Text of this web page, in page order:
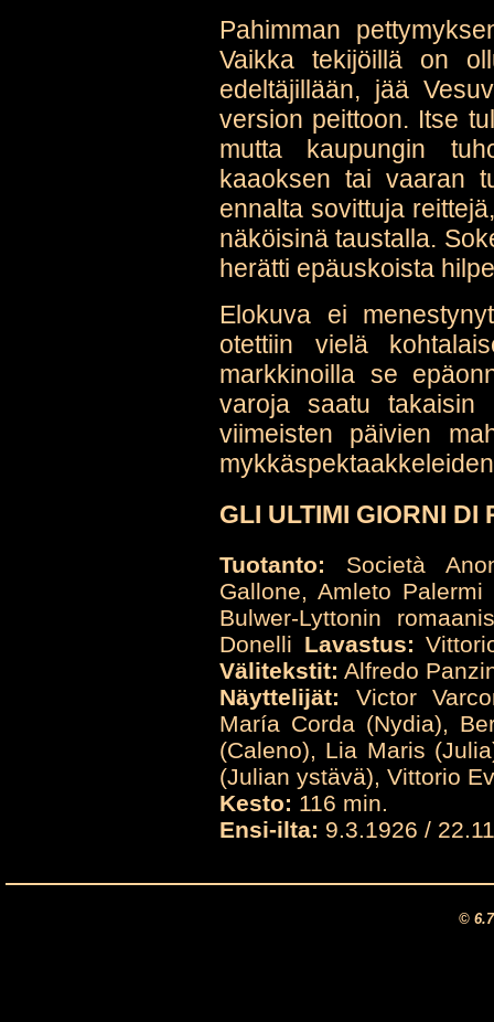
Pahimman
Vaikka tekijöillä on
edeltäjillään, jää
version peittoon. Itse
mutta kaupungin
kaaoksen tai vaaran
ennalta sovittuja
näköisinä taustalla.
herätti epäuskoista
Elokuva ei
otettiin vielä
markkinoilla se
varoja saatu takaisin
viimeisten päivien
GLI ULTIMI GIORNI DI
Tuotanto: Società
Gallone, Amleto Palermi
Bulwer-Lyttonin
Donelli Lavastus:
Välitekstit: Alfredo
Näyttelijät: Victor
María Corda (Nydia),
(Caleno), Lia Maris
(Julian ystävä), Vittorio
Kesto: 116 min.
Ensi-ilta: 9.3.1926 /
©